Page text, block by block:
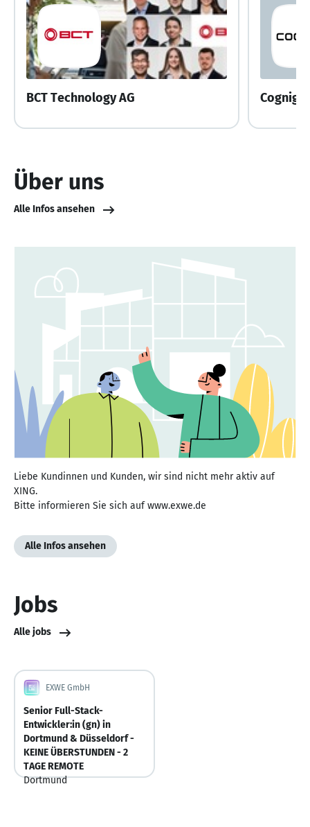
BCT Technology AG Cognigy
Über uns
Alle Infos ansehen
Liebe Kundinnen und Kunden, wir sind nicht mehr aktiv auf
XING.
Bitte informieren Sie sich auf www.exwe.de
Alle Infos ansehen
Jobs
Alle jobs
EXWE GmbH
Senior Full-Stack-
Entwickler:in (gn) in
Dortmund & Düsseldorf -
KEINE ÜBERSTUNDEN - 2
TAGE REMOTE
Dortmund